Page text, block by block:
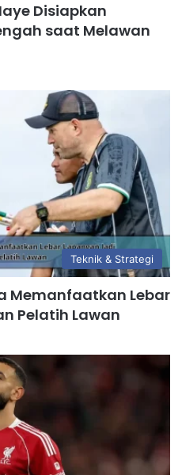
Disiapkan
saat Melawan
Teknik & Strategi
Memanfaatkan Lebar
Pelatih Lawan